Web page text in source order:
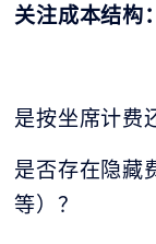
关注成本结构：
是按坐席计费
是否存在隐藏
等）？